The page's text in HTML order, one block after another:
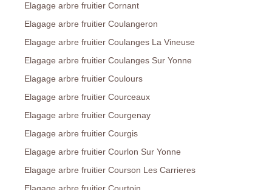
Elagage arbre fruitier Cornant
Elagage arbre fruitier Coulangeron
Elagage arbre fruitier Coulanges La Vineuse
Elagage arbre fruitier Coulanges Sur Yonne
Elagage arbre fruitier Coulours
Elagage arbre fruitier Courceaux
Elagage arbre fruitier Courgenay
Elagage arbre fruitier Courgis
Elagage arbre fruitier Courlon Sur Yonne
Elagage arbre fruitier Courson Les Carrieres